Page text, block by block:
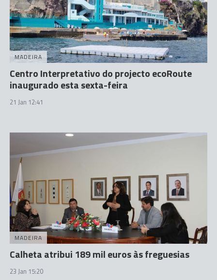
MADEIRA
Centro Interpretativo do projecto ecoRoute
inaugurado esta sexta-feira
21 Jan 12:41
MADEIRA
Calheta atribui 189 mil euros às freguesias
23 Jan 15:20